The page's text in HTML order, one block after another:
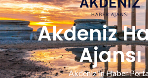
Akdeniz
Ajansı
Akdeniz'in Haber